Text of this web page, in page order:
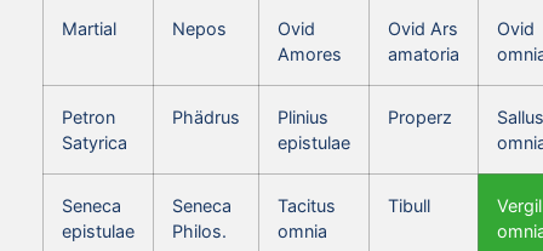
Martial Nepos
Ovid
Amores
Ovid Ars
amatoria
Ovid
Petron
Satyrica
Phädrus
Plinius
epistulae
Properz
Seneca
epistulae
Seneca
Philos.
Tacitus
omnia
Tibull
Vergil